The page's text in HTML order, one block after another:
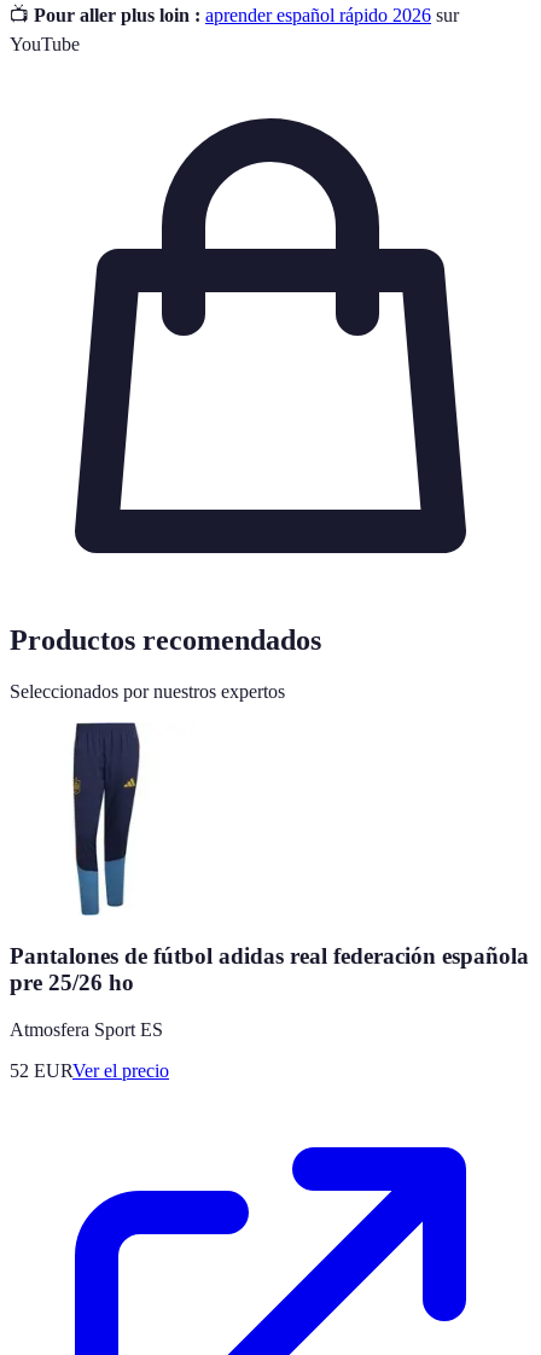
📺 Pour aller plus loin : aprender español rápido 2026 sur
YouTube
Productos recomendados
Seleccionados por nuestros expertos
Pantalones de fútbol adidas real federación española
pre 25/26 ho
Atmosfera Sport ES
52 EURVer el precio